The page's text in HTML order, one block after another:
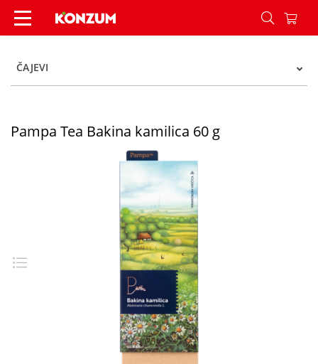
Pampa Tea Bakina kamilica 60 g - Konzum
ČAJEVI
Pampa Tea Bakina kamilica 60 g